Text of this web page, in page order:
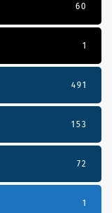
60
1
491
153
72
1